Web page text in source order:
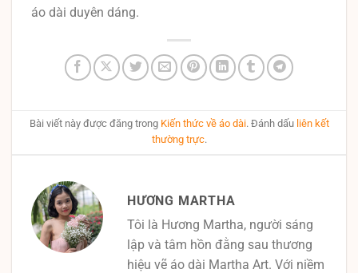
áo dài duyên dáng.
Bài viết này được đăng trong Kiến thức về áo dài. Đánh dấu liên kết
thường trực.
HƯƠNG MARTHA
Tôi là Hương Martha, người sáng
lập và tâm hồn đằng sau thương
hiệu vẽ áo dài Martha Art. Với niềm